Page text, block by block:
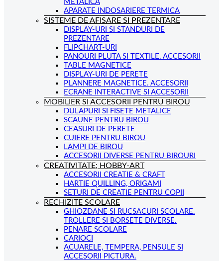
METALICA
APARATE INDOSARIERE TERMICA
SISTEME DE AFISARE SI PREZENTARE
DISPLAY-URI SI STANDURI DE
PREZENTARE
FLIPCHART-URI
PANOURI PLUTA SI TEXTILE. ACCESORII
TABLE MAGNETICE
DISPLAY-URI DE PERETE
PLANNERE MAGNETICE. ACCESORII
ECRANE INTERACTIVE SI ACCESORII
MOBILIER SI ACCESORII PENTRU BIROU
DULAPURI SI FISETE METALICE
SCAUNE PENTRU BIROU
CEASURI DE PERETE
CUIERE PENTRU BIROU
LAMPI DE BIROU
ACCESORII DIVERSE PENTRU BIROURI
CREATIVITATE; HOBBY-ART
ACCESORII CREATIE & CRAFT
HARTIE QUILLING, ORIGAMI
SETURI DE CREATIE PENTRU COPII
RECHIZITE SCOLARE
GHIOZDANE SI RUCSACURI SCOLARE.
TROLLERE SI BORSETE DIVERSE.
PENARE SCOLARE
CARIOCI
ACUARELE, TEMPERA, PENSULE SI
ACCESORII PICTURA.